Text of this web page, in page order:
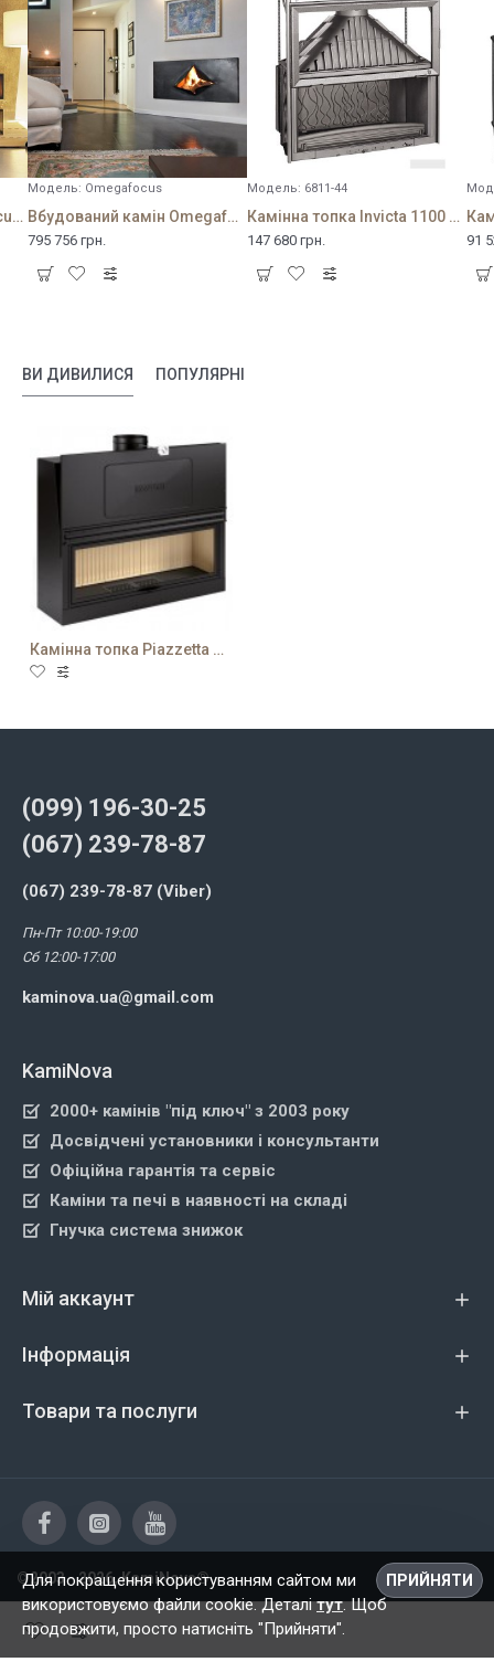
Вбудований камін Neofocus 1800
Модель: Omegafocus
Вбудований камін Omegafocus
795 756 грн.
Модель: 6811-44
Камінна топка Invicta 1100 Grande Vision relevable
147 680 грн. 91
ВИ ДИВИЛИСЯ ПОПУЛЯРНІ
Камінна топка Piazzetta MA 265 SL
(099) 196-30-25
(067) 239-78-87
(067) 239-78-87 (Viber)
Пн-Пт 10:00-19:00
Сб 12:00-17:00
kaminova.ua@gmail.com
KamiNova
2000+ камінів "під ключ" з 2003 року
Досвідчені установники і консультанти
Офіційна гарантія та сервіс
Каміни та печі в наявності на складі
Гнучка система знижок
Мій аккаунт
Інформація
Товари та послуги
©2003 - 2026, KamiNova® ПРИЙНЯТИ
Для покращення користуванням сайтом ми
використовуємо файли cookie. Деталітут. Щоб
продовжити, просто натисніть "Прийняти".